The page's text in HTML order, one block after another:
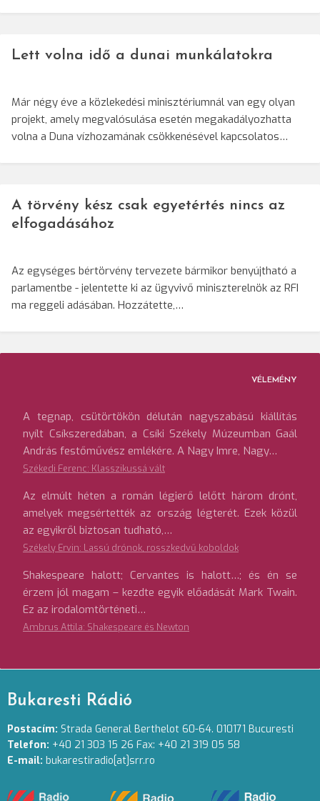
Lett volna idő a dunai munkálatokra
Már négy éve a közlekedési minisztériumnál van egy olyan
projekt, amely megvalósulása esetén megakadályozhatta
volna a Duna vízhozamának csökkenésével kapcsolatos…
A törvény kész csak egyetértés nincs az
elfogadásához
Az egységes bértörvény tervezete bármikor benyújtható a
parlamentbe - jelentette ki az ügyvivő miniszterelnök az RFI
ma reggeli adásában. Hozzátette,…
VÉLEMÉNY
A tegnap, csütörtökön délután nagyszabású kiállítás
nyílt Csíkszeredában, a Csíki Székely Múzeumban Gaál
András festőművész emlékére. A Nagy Imre, Nagy…
Székedi Ferenc: Klasszikussá vált
Az elmúlt héten a román légierő lelőtt három drónt,
amelyek megsértették az ország légterét. Ezek közül
az egyikről biztosan tudható,…
Székely Ervin: Lassú drónok, rosszkedvű koboldok
Shakespeare halott; Cervantes is halott…; és én se
érzem jól magam – kezdte egyik előadását Mark Twain.
Ez az irodalomtörténeti…
Ambrus Attila: Shakespeare és Newton
Bukaresti Rádió
Postacím: Strada General Berthelot 60-64. 010171 Bucuresti
Telefon: +40 21 303 15 26 Fax: +40 21 319 05 58
E-mail: bukarestiradio[at]srr.ro